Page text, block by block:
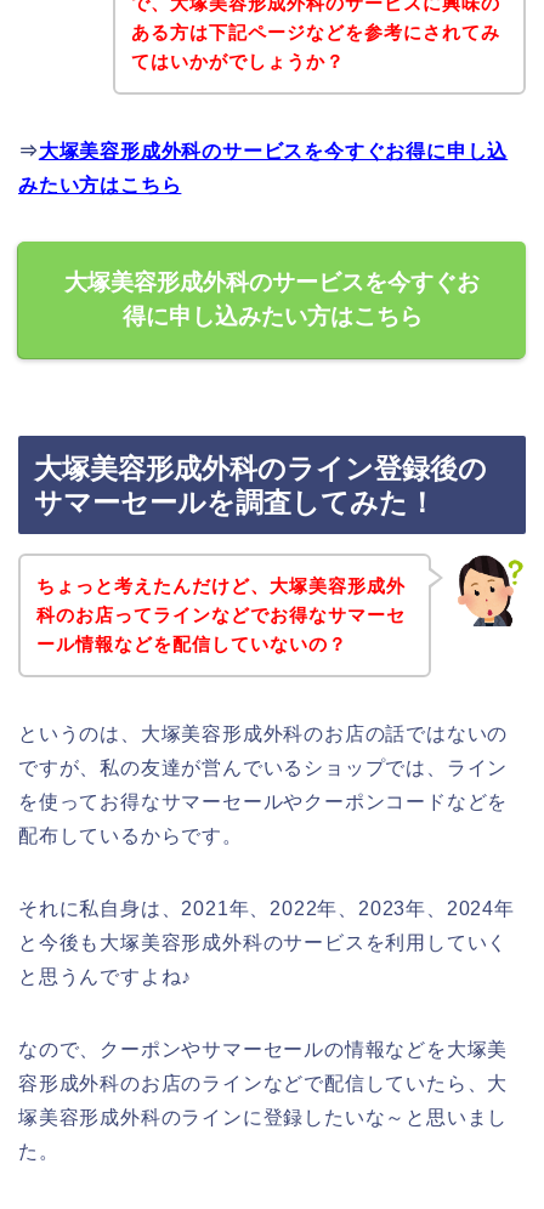
ある方は下記ページなどを参考にされてみ
てはいかがでしょうか？
⇒大塚美容形成外科のサービスを今すぐお得に申し込
みたい方はこちら
大塚美容形成外科のサービスを今すぐお
得に申し込みたい方はこちら
大塚美容形成外科のライン登録後の
サマーセールを調査してみた！
ちょっと考えたんだけど、大塚美容形成外
科のお店ってラインなどでお得なサマーセ
ール情報などを配信していないの？
というのは、大塚美容形成外科のお店の話ではないの
ですが、私の友達が営んでいるショップでは、ライン
を使ってお得なサマーセールやクーポンコードなどを
配布しているからです。
それに私自身は、2021年、2022年、2023年、2024年
と今後も大塚美容形成外科のサービスを利用していく
と思うんですよね♪
なので、クーポンやサマーセールの情報などを大塚美
容形成外科のお店のラインなどで配信していたら、大
塚美容形成外科のラインに登録したいな～と思いまし
た。